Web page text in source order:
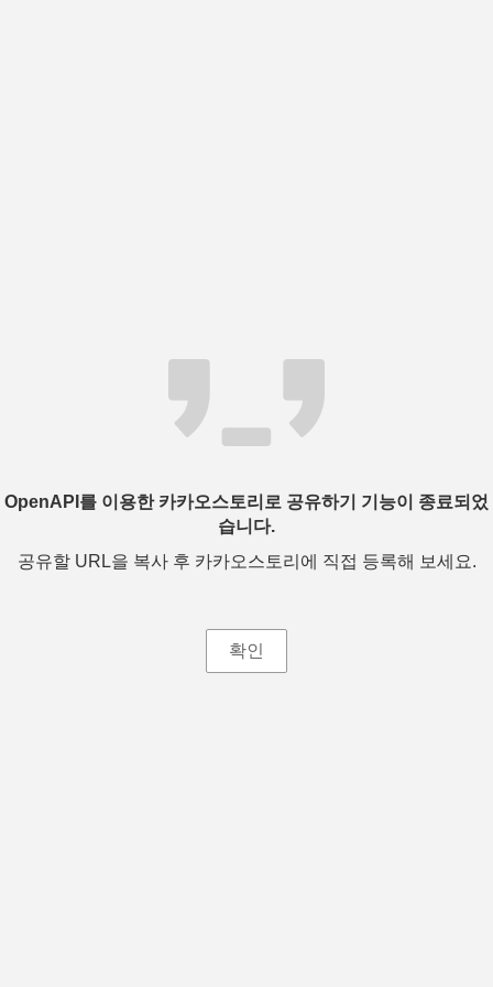
OpenAPI를 이용한 카카오스토리로 공유하기 기능이 종료되었
습니다.
공유할 URL을 복사 후 카카오스토리에 직접 등록해 보세요.
확인